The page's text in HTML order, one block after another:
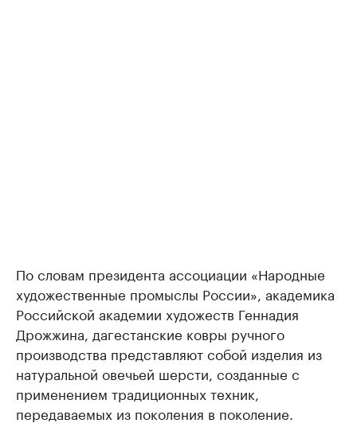
По словам президента ассоциации «Народные
художественные промыслы России», академика
Российской академии художеств Геннадия
Дрожжина, дагестанские ковры ручного
производства представляют собой изделия из
натуральной овечьей шерсти, созданные с
применением традиционных техник,
передаваемых из поколения в поколение.